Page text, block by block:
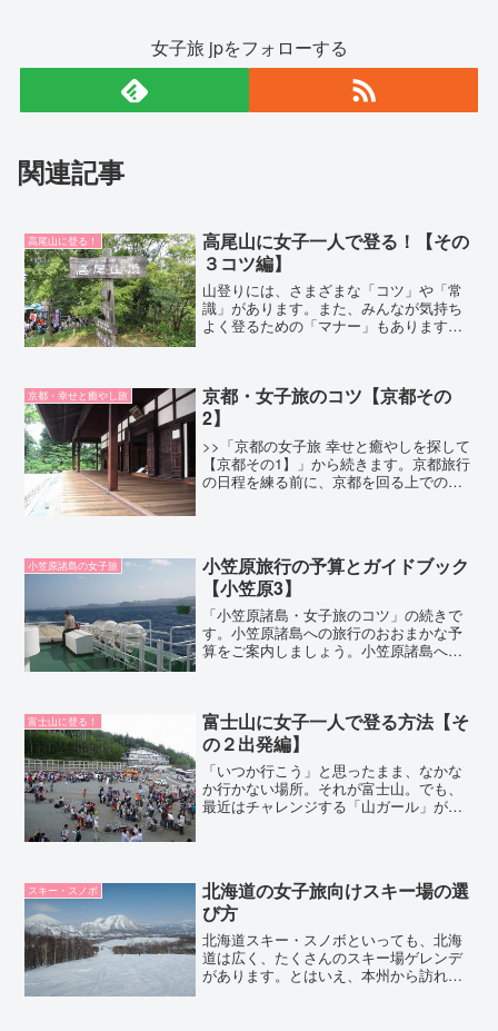
女子旅 jpをフォローする
関連記事
高尾山に登る！
高尾山に女子一人で登る！【その
３コツ編】
山登りには、さまざまな「コツ」や「常
識」があります。また、みんなが気持ち
よく登るための「マナー」もあります。
京都・幸せと癒やし旅
京都・女子旅のコツ【京都その
2】
>>「京都の女子旅 幸せと癒やしを探して
【京都その1】」から続きます。京都旅行
の日程を練る前に、京都を回る上での女
小笠原諸島の女子旅
小笠原旅行の予算とガイドブック
【小笠原3】
「小笠原諸島・女子旅のコツ」の続きで
す。小笠原諸島への旅行のおおまかな予
算をご案内しましょう。小笠原諸島へ行
指すなら、小笠原海運のフ...
富士山に登る！
富士山に女子一人で登る方法【そ
の２出発編】
「いつか行こう」と思ったまま、なかな
か行かない場所。それが富士山。でも、
最近はチャレンジする「山ガール」が増
たも、思い切ってチャレンジ！
スキー・スノボ
北海道の女子旅向けスキー場の選
び方
北海道スキー・スノボといっても、北海
道は広く、たくさんのスキー場ゲレンデ
があります。とはいえ、本州から訪れる